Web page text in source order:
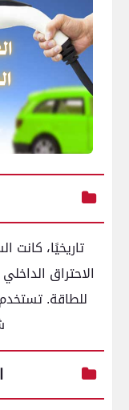
تاريخيًا، كانت
الاحتراق
للطاقة. تستخدم